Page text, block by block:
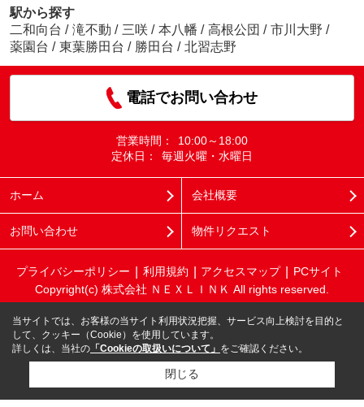
駅から探す
二和向台 / 滝不動 / 三咲 / 本八幡 / 高根公団 / 市川大野 /
薬園台 / 東葉勝田台 / 勝田台 / 北習志野
電話でお問い合わせ
営業時間：
10:00～18:00
定休日：
毎週火曜・水曜日
ホーム 会社概要
お問い合わせ 物件リクエスト
プライバシーポリシー 利用規約 アクセスマップ
PCサイト
Copyright(c) 株式会社 ＮＥＸＬＩＮＫ All rights reserved.
当サイトでは、お客様の当サイト利用状況把握、サービス向上検討を目的と
して、クッキー（Cookie）を使用しています。
詳しくは、当社の 「Cookieの取扱いについて」 をご確認ください。
閉じる